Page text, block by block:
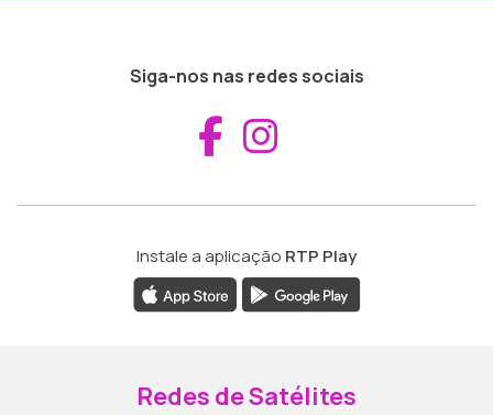
Siga-nos nas redes sociais
Aceder ao
Instale a aplicação RTP Play
Redes de Satélites